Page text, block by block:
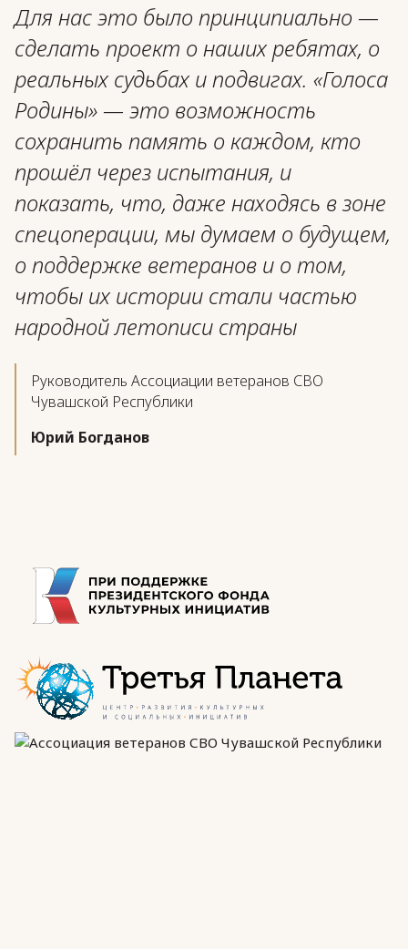
Для нас это было принципиально —
сделать проект о наших ребятах, о
реальных судьбах и подвигах. «Голоса
Родины» — это возможность
сохранить память о каждом, кто
прошёл через испытания, и
показать, что, даже находясь в зоне
спецоперации, мы думаем о будущем,
о поддержке ветеранов и о том,
чтобы их истории стали частью
народной летописи страны
Руководитель Ассоциации ветеранов СВО
Чувашской Республики
Юрий Богданов